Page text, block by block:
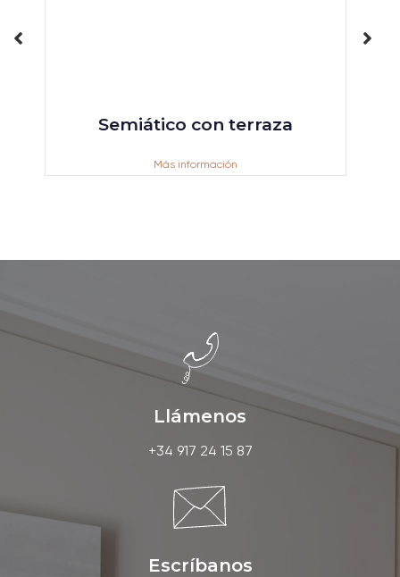
Semiático con terraza
Más información
Llámenos
+34 917 24 15 87
Escríbanos